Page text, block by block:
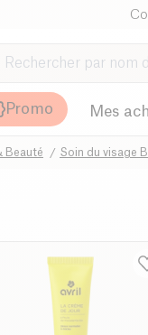
Promo Mes
Beauté Soin du visage